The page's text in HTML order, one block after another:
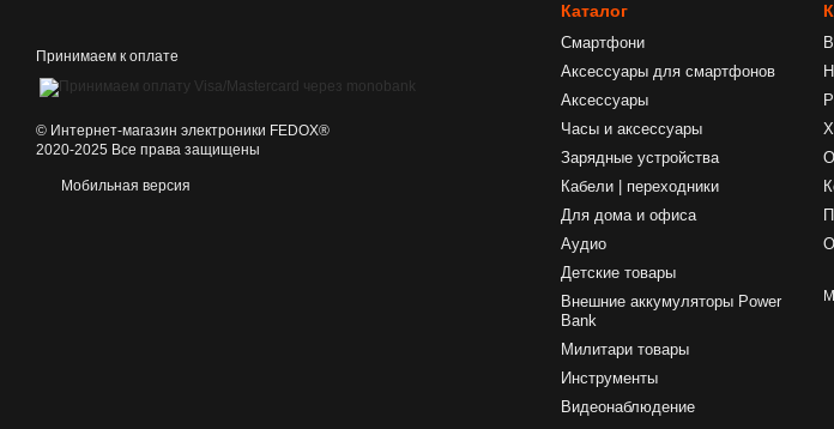
Принимаем к оплате
©️ Интернет-магазин электроники FEDOX®
2020-2025 Все права защищены
Мобильная версия
Каталог
Смартфони
Аксессуары для смартфонов
Аксессуары
Часы и аксессуары
Зарядные устройства
Кабели | переходники
Для дома и офиса
Аудио
Детские товары
Внешние аккумуляторы Power
Bank
Милитари товары
Инструменты
Видеонаблюдение